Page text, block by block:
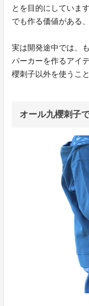
とを目的にしていま
でも作る価値がある
実は開発途中では、
パーカーを作るアイ
櫻刺子以外を使うこ
オール九櫻刺子